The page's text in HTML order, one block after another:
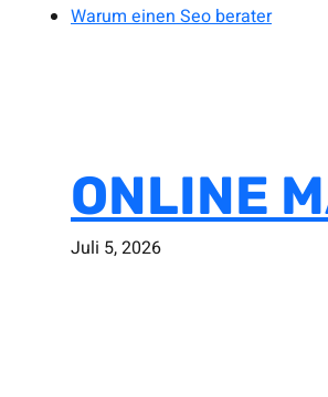
Warum einen Seo berater
ONLINE
Juli 5, 2026